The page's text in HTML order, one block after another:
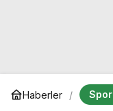
Haberler Spor